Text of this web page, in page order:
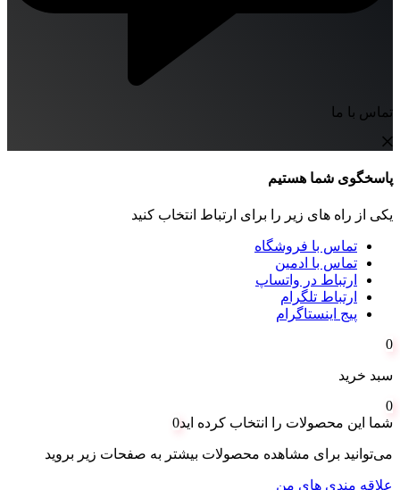
تماس با ما
پاسخگوی شما هستیم
یکی از راه های زیر را برای ارتباط انتخاب کنید
تماس با فروشگاه
تماس با ادمین
ارتباط در واتساپ
ارتباط تلگرام
پیج اینستاگرام
0
سبد خرید
0
شما این محصولات را انتخاب کرده اید0
می‌توانید برای مشاهده محصولات بیشتر به صفحات زیر بروید
علاقه مندی های من